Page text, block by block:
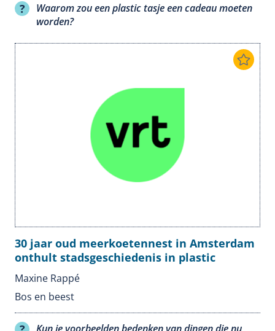
Waarom zou een plastic tasje een cadeau moeten
worden?
30 jaar oud meerkoetennest in Amsterdam
onthult stadsgeschiedenis in plastic
Maxine Rappé
Bos en beest
Kun je voorbeelden bedenken van dingen die nu